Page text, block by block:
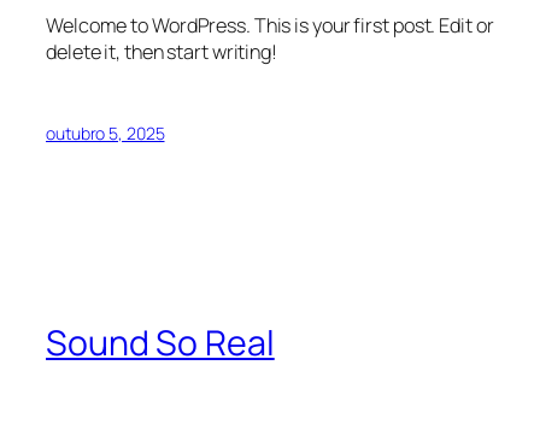
Welcome to WordPress. This is your first post. Edit or
delete it, then start writing!
outubro 5, 2025
Sound So Real